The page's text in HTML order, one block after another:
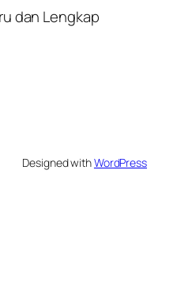
dan Lengkap
Designed withWordPress